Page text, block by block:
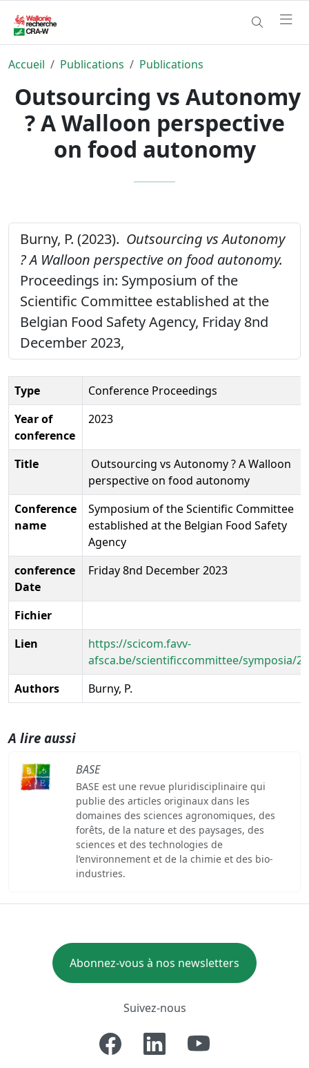
Accueil Publications Publications
Outsourcing vs Autonomy
? A Walloon perspective
on food autonomy
Burny, P. (2023). Outsourcing vs Autonomy
? A Walloon perspective on food autonomy.
Proceedings in: Symposium of the
Scientific Committee established at the
Belgian Food Safety Agency, Friday 8nd
December 2023,
Type
Conference Proceedings
Year of
conference
2023
Title
Outsourcing vs Autonomy ? A Walloon
perspective on food autonomy
Conference
name
Symposium of the Scientific Committee
established at the Belgian Food Safety
Agency
conference
Date
Friday 8nd December 2023
Fichier
Lien
https://scicom.favv-
afsca.be/scientificcommittee/symposia/
Authors
Burny, P.
A lire aussi
BASE
BASE est une revue pluridisciplinaire qui
publie des articles originaux dans les
domaines des sciences agronomiques, des
forêts, de la nature et des paysages, des
sciences et des technologies de
l’environnement et de la chimie et des bio-
industries.
Abonnez-vous à nos newsletters
Suivez-nous